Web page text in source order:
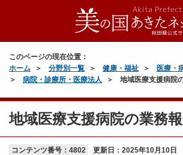
このページの現在位置：
ホーム
分野別一覧 健康・福祉
医療・
病院・診療所・医療法人
地域医療支援病院
地域医療支援病院の業務
コンテンツ番号：4802 更新日： 2025年10月10日